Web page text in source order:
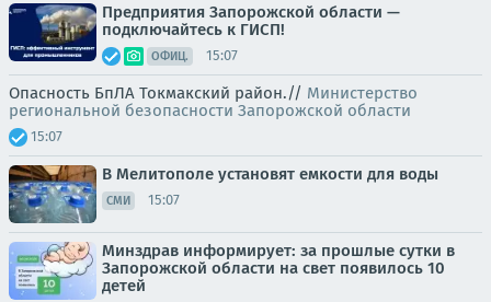
Предприятия Запорожской области —
подключайтесь к ГИСП!
ОФИЦ. 15:07
Опасность БпЛА Токмакский район.// Министерство
региональной безопасности Запорожской области
15:07
В Мелитополе установят емкости для воды
СМИ 15:07
Минздрав информирует: за прошлые сутки в
Запорожской области на свет появилось 10
детей